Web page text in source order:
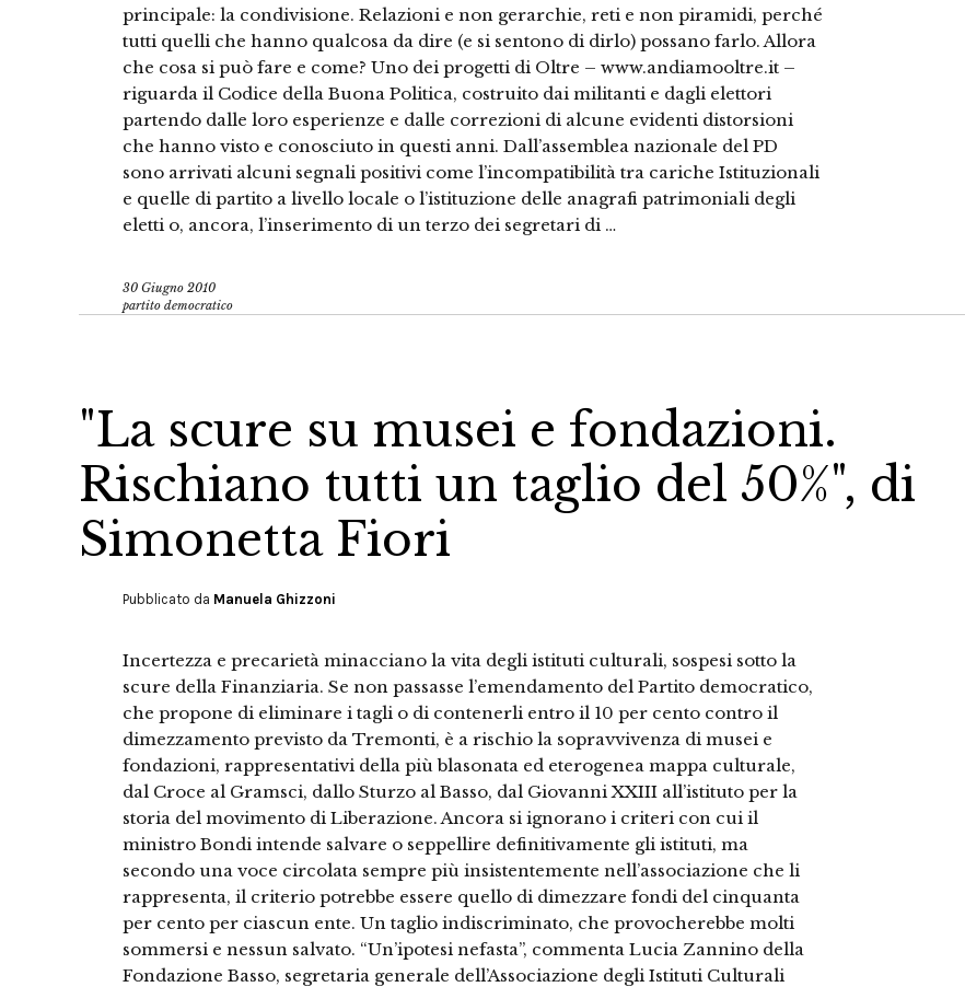
principale: la condivisione. Relazioni e non gerarchie, reti e non piramidi, perché
tutti quelli che hanno qualcosa da dire (e si sentono di dirlo) possano farlo. Allora
che cosa si può fare e come? Uno dei progetti di Oltre – www.andiamooltre.it –
riguarda il Codice della Buona Politica, costruito dai militanti e dagli elettori
partendo dalle loro esperienze e dalle correzioni di alcune evidenti distorsioni
che hanno visto e conosciuto in questi anni. Dall’assemblea nazionale del PD
sono arrivati alcuni segnali positivi come l’incompatibilità tra cariche Istituzionali
e quelle di partito a livello locale o l’istituzione delle anagrafi patrimoniali degli
eletti o, ancora, l’inserimento di un terzo dei segretari di …
30 Giugno 2010
partito democratico
"La scure su musei e fondazioni.
Rischiano tutti un taglio del 50%", di
Simonetta Fiori
Pubblicato da Manuela Ghizzoni
Incertezza e precarietà minacciano la vita degli istituti culturali, sospesi sotto la
scure della Finanziaria. Se non passasse l’emendamento del Partito democratico,
che propone di eliminare i tagli o di contenerli entro il 10 per cento contro il
dimezzamento previsto da Tremonti, è a rischio la sopravvivenza di musei e
fondazioni, rappresentativi della più blasonata ed eterogenea mappa culturale,
dal Croce al Gramsci, dallo Sturzo al Basso, dal Giovanni XXIII all’istituto per la
storia del movimento di Liberazione. Ancora si ignorano i criteri con cui il
ministro Bondi intende salvare o seppellire definitivamente gli istituti, ma
secondo una voce circolata sempre più insistentemente nell’associazione che li
rappresenta, il criterio potrebbe essere quello di dimezzare fondi del cinquanta
per cento per ciascun ente. Un taglio indiscriminato, che provocherebbe molti
sommersi e nessun salvato. “Un’ipotesi nefasta”, commenta Lucia Zannino della
Fondazione Basso, segretaria generale dell’Associazione degli Istituti Culturali